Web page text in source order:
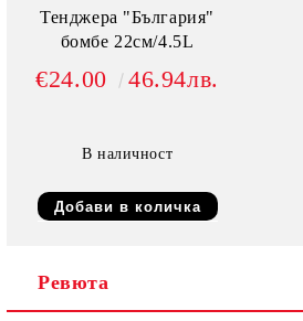
Тенджера "България"
бомбе 22см/4.5L
€24.00 46.94лв.
В наличност
Ревюта